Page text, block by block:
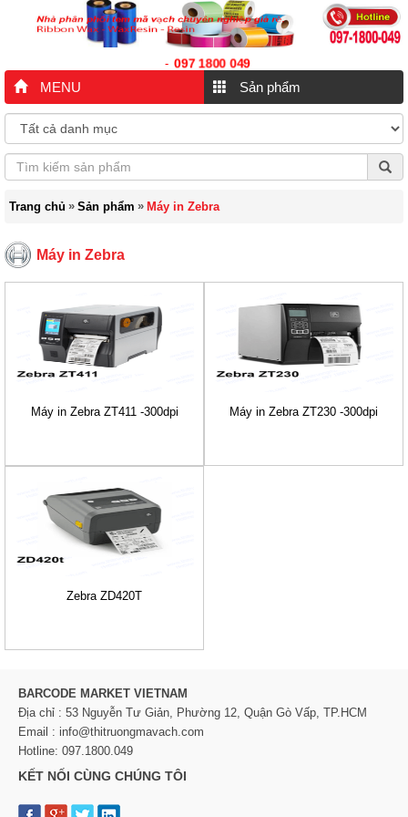
- 097 1800 049
MENU Sản phẩm
Trang chủ » Sản phẩm » Máy in Zebra
Máy in Zebra
Máy in Zebra ZT411 -300dpi Máy in Zebra ZT230 -300dpi
Zebra ZD420T
BARCODE MARKET VIETNAM
Địa chỉ : 53 Nguyễn Tư Giản, Phường 12, Quận Gò Vấp, TP.HCM
Email : info@thitruongmavach.com
Hotline: 097.1800.049
KẾT NỐI CÙNG CHÚNG TÔI